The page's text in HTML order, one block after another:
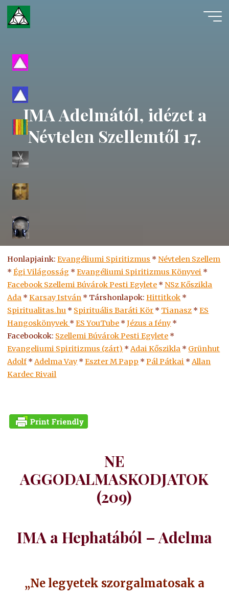
Skip
content
IMA Adelmától, idézet a
Névtelen Szellemtől 17.
Honlapjaink:Evangéliumi Spiritizmus * Névtelen Szellem
*Égi Világosság *Evangéliumi Spiritizmus Könyvei *
Facebook Szellemi Búvárok Pesti Egylete * NSz Kőszikla
Ada *Karsay István * Társhonlapok:Hittitkok *
Spiritualitas.hu * Spirituális Baráti Kör * Tianasz *ES
Hangoskönyvek *ESYouTube *Jézus a fény *
Facebookok: Szellemi Búvárok Pesti Egylete *
Evangeliumi Spiritizmus (zárt) *Adai Kőszikla * Grünhut
Adolf *Adelma Vay *Eszter M Papp *Pál Pátkai *Allan
Kardec Rivail
NE
AGGODALMASKODJATOK
(209)
IMA a Hephatából – Adelma
„Ne legyetek szorgalmatosak a